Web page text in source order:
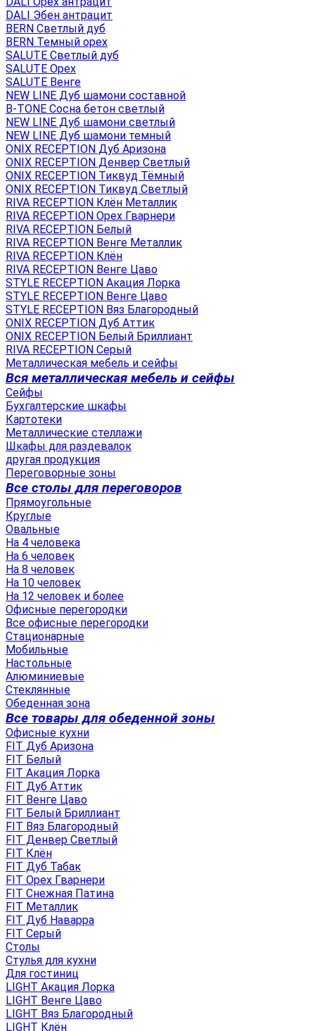
DALI Эбен антрацит
BERN Светлый дуб
BERN Темный орех
SALUTE Светлый дуб
SALUTE Орех
SALUTE Венге
NEW LINE Дуб шамони составной
B-TONE Сосна бетон светлый
NEW LINE Дуб шамони светлый
NEW LINE Дуб шамони темный
ONIX RECEPTION Дуб Аризона
ONIX RECEPTION Денвер Светлый
ONIX RECEPTION Тиквуд Тёмный
ONIX RECEPTION Тиквуд Светлый
RIVA RECEPTION Клён Металлик
RIVA RECEPTION Орех Гварнери
RIVA RECEPTION Белый
RIVA RECEPTION Венге Металлик
RIVA RECEPTION Клён
RIVA RECEPTION Венге Цаво
STYLE RECEPTION Акация Лорка
STYLE RECEPTION Венге Цаво
STYLE RECEPTION Вяз Благородный
ONIX RECEPTION Дуб Аттик
ONIX RECEPTION Белый Бриллиант
RIVA RECEPTION Серый
Металлическая мебель и сейфы
Вся металлическая мебель и сейфы
Сейфы
Бухгалтерские шкафы
Картотеки
Металлические стеллажи
Шкафы для раздевалок
другая продукция
Переговорные зоны
Все столы для переговоров
Прямоугольные
Круглые
Овальные
На 4 человека
На 6 человек
На 8 человек
На 10 человек
На 12 человек и более
Офисные перегородки
Все офисные перегородки
Стационарные
Мобильные
Настольные
Алюминиевые
Стеклянные
Обеденная зона
Все товары для обеденной зоны
Офисные кухни
FIT Дуб Аризона
FIT Белый
FIT Акация Лорка
FIT Дуб Аттик
FIT Венге Цаво
FIT Белый Бриллиант
FIT Вяз Благородный
FIT Денвер Светлый
FIT Клён
FIT Дуб Табак
FIT Орех Гварнери
FIT Снежная Патина
FIT Металлик
FIT Дуб Наварра
FIT Серый
Столы
Стулья для кухни
Для гостиниц
LIGHT Акация Лорка
LIGHT Венге Цаво
LIGHT Вяз Благородный
LIGHT Клён